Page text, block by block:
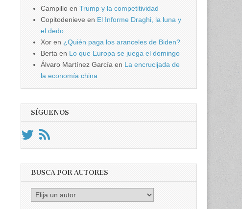
Campillo enTrump y la competitividad
Copitodenieve en El Informe Draghi, la luna y
el dedo
Xor en ¿Quién paga los aranceles de Biden?
Berta en Lo que Europa se juega el domingo
Álvaro Martínez García en La encrucijada de
la economía china
SÍGUENOS
BUSCA POR AUTORES
Busca
por